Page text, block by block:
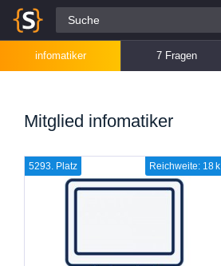
Alle Fragen
infomatiker 7 Fragen
Mitglied infomatiker
Reichweite: 18 k
5293. Platz